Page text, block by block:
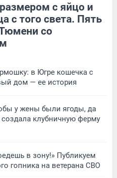
с яйцо и
с того света. Пять
со
в Югре кошечка с
дом — ее история
у жены были ягоды, да
клубничную ферму
в зону!» Публикуем
гопника на ветерана СВО